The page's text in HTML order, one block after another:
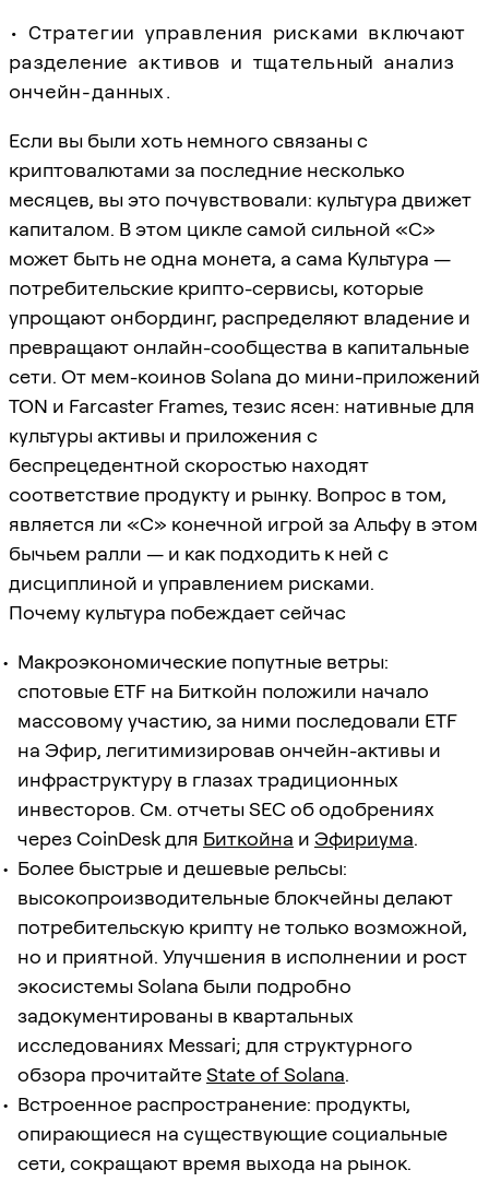
• Стратегии управления рисками включают
разделение активов и тщательный анализ
ончейн-данных.
Если вы были хоть немного связаны с
криптовалютами за последние несколько
месяцев, вы это почувствовали: культура движет
капиталом. В этом цикле самой сильной «C»
может быть не одна монета, а сама Культура —
потребительские крипто-сервисы, которые
упрощают онбординг, распределяют владение и
превращают онлайн-сообщества в капитальные
сети. От мем-коинов Solana до мини-приложений
TON и Farcaster Frames, тезис ясен: нативные для
культуры активы и приложения с
беспрецедентной скоростью находят
соответствие продукту и рынку. Вопрос в том,
является ли «C» конечной игрой за Альфу в этом
бычьем ралли — и как подходить к ней с
дисциплиной и управлением рисками.
Почему культура побеждает сейчас
Макроэкономические попутные ветры:
спотовые ETF на Биткойн положили начало
массовому участию, за ними последовали ETF
на Эфир, легитимизировав ончейн-активы и
инфраструктуру в глазах традиционных
инвесторов. См. отчеты SEC об одобрениях
через CoinDesk для Биткойна и Эфириума.
Более быстрые и дешевые рельсы:
высокопроизводительные блокчейны делают
потребительскую крипту не только возможной,
но и приятной. Улучшения в исполнении и рост
экосистемы Solana были подробно
задокументированы в квартальных
исследованиях Messari; для структурного
обзора прочитайтеState of Solana.
Встроенное распространение: продукты,
опирающиеся на существующие социальные
сети, сокращают время выхода на рынок.